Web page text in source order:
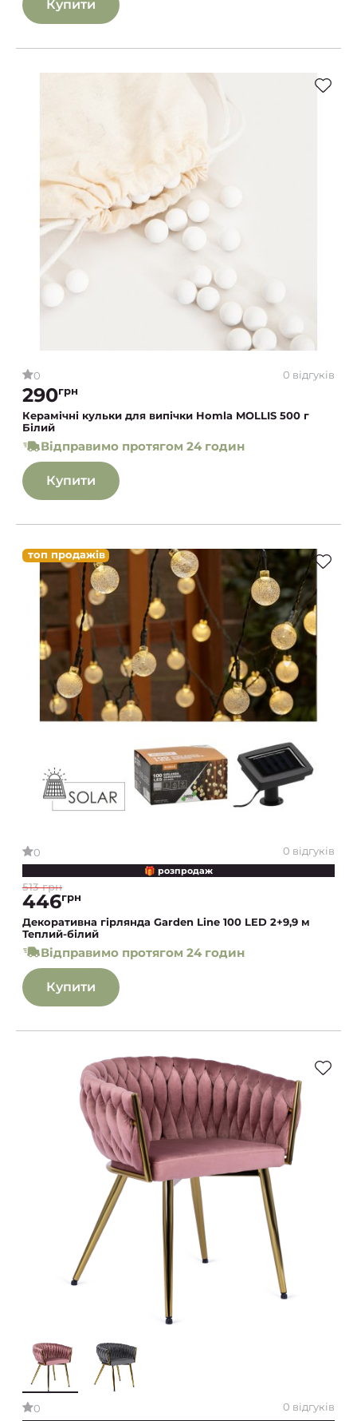
Купити
0 0 відгуків
290грн
Керамічні кульки для випічки Homla MOLLIS 500 г
Білий
Відправимо протягом 24 годин
Купити
топ продажів
0 0 відгуків
🎁 розпродаж
513 грн
446грн
Декоративна гірлянда Garden Line 100 LED 2+9,9 м
Теплий-білий
Відправимо протягом 24 годин
Купити
0 0 відгуків